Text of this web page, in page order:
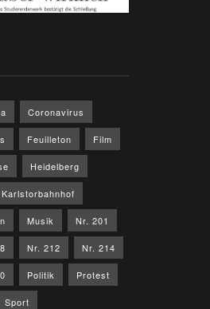
Coronavirus
Feuilleton Film
Heidelberg
Karlstorbahnhof
Musik Nr. 201
Nr. 212 Nr. 214
Politik Protest
Sport